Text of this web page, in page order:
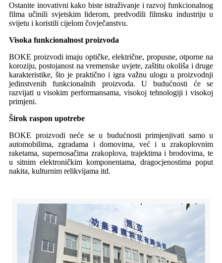
Ostanite inovativni kako biste istraživanje i razvoj funkcionalnog
filma učinili svjetskim liderom, predvodili filmsku industriju u
svijetu i koristili cijelom čovječanstvu.
Visoka funkcionalnost proizvoda
BOKE proizvodi imaju optičke, električne, propusne, otporne na
koroziju, postojanost na vremenske uvjete, zaštitu okoliša i druge
karakteristike, što je praktično i igra važnu ulogu u proizvodnji
jedinstvenih funkcionalnih proizvoda. U budućnosti će se
razvijati u visokim performansama, visokoj tehnologiji i visokoj
primjeni.
Širok raspon upotrebe
BOKE proizvodi neće se u budućnosti primjenjivati ​​samo u
automobilima, zgradama i domovima, već i u zrakoplovnim
raketama, supernosačima zrakoplova, trajektima i brodovima, te
u sitnim elektroničkim komponentama, dragocjenostima poput
nakita, kulturnim relikvijama itd.